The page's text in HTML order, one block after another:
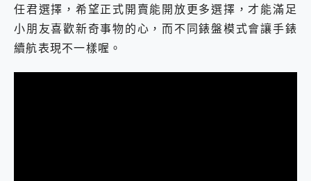
任君選擇，希望正式開賣能開放更多選擇，才能滿足
小朋友喜歡新奇事物的心，而不同錶盤模式會讓手錶
續航表現不一樣喔。